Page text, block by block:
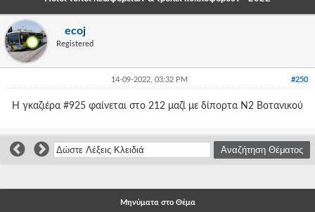
-
-
-
-
-
-
-
ecoj
Registered
#250
14-09-2022, 03:32 PM
Η γκαζιέρα #925 φαίνεται στο 212 μαζί με δίπορτα Ν2 Βοτανικού
Μηνύματα στο Θέμα